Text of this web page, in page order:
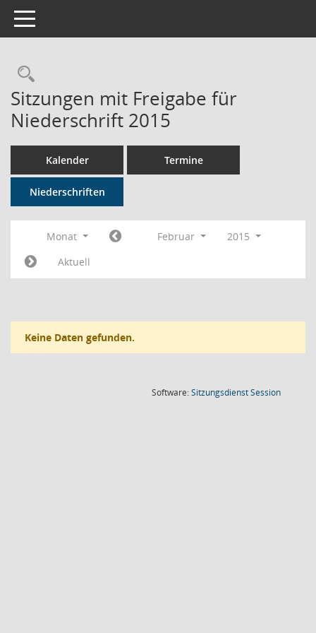
Toggle navigation
Rechercheauswahl
Sitzungen mit Freigabe für
Niederschrift 2015
Kalender Termine
Niederschriften
Monat Februar
2015
Aktuell
Keine Daten gefunden.
Software:SitzungsdienstSession(Wird in